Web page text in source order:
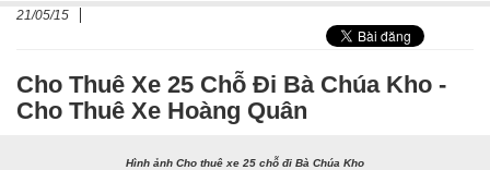
21/05/15
Cho Thuê Xe 25 Chỗ Đi Bà Chúa Kho -
Cho Thuê Xe Hoàng Quân
Hình ảnh Cho thuê xe 25 chỗ đi Bà Chúa Kho